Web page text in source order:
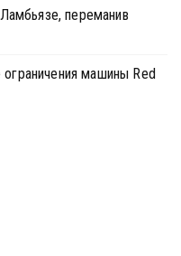
переманив
машины Red